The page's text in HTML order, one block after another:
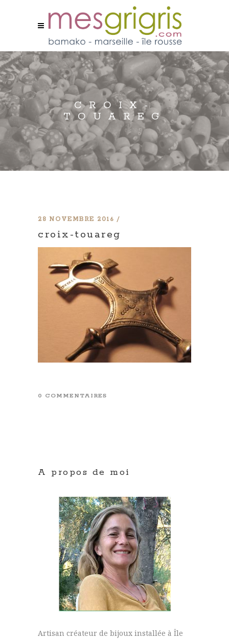
CROIX-
TOUAREG
28 NOVEMBRE 2016
croix-touareg
0 COMMENTAIRES
A propos de moi
Artisan créateur de bijoux installée à Île